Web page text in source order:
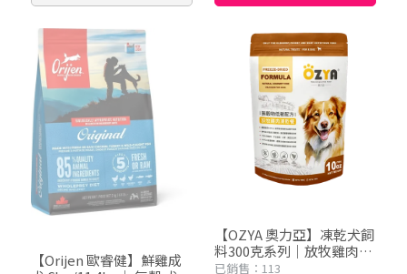
【Orijen 歐睿健】鮮雞成
【OZYA 奧力亞】凍乾犬飼
料300克系列｜放牧雞肉／
草飼牛肉／深海鮪魚｜凍
已銷售：113